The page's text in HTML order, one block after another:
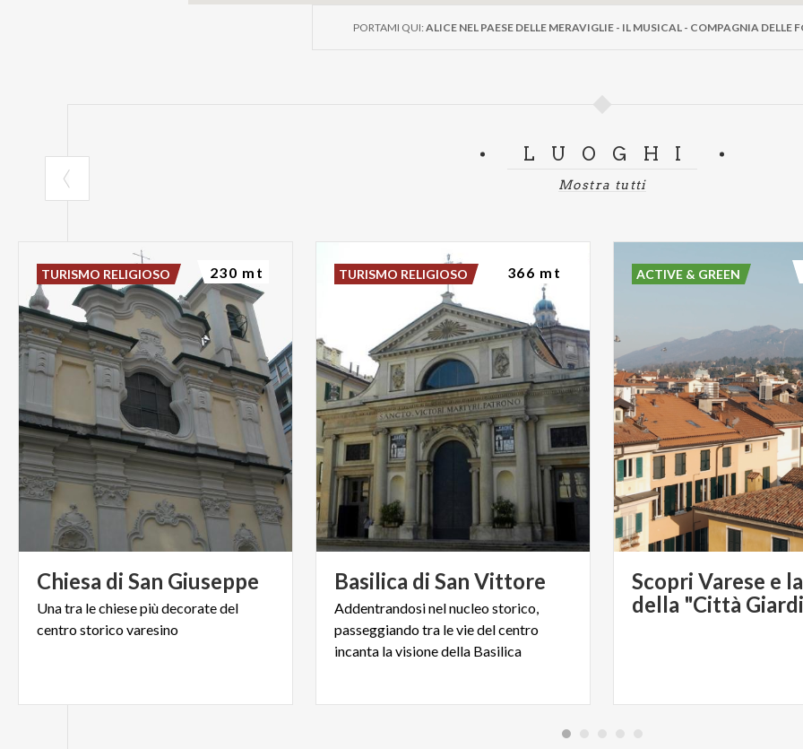
PORTAMI QUI: ALICE NEL PAESE DELLE MERAVIGLIE - IL MUSICAL - COMPAGNIA DELLE
LUOGHI
Mostra tutti
Chiesa di San Giuseppe
Unatra lechiesepiùdecoratedel
centrostoricovaresino
TURISMO RELIGIOSO 230 mt
Basilica di San Vittore
Addentrandosi nel nucleo storico,
passeggiando tra le vie del centro
incanta la visione della Basilica
TURISMO RELIGIOSO 366 mt
Scopri Varese e
della "Città
ACTIVE & GREEN